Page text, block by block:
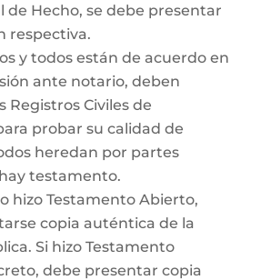
de Hecho, se debe presentar
respectiva.
y todos están de acuerdo en
ante notario, deben
Registros Civiles de
probar su calidad de
heredan por partes
testamento.
hizo Testamento Abierto,
copia auténtica de la
Si hizo Testamento
debe presentar copia